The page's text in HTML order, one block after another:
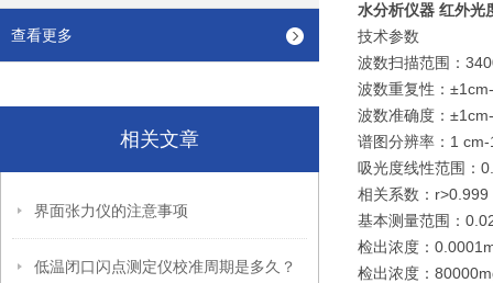
查看更多
相关文章
界面张力仪的注意事项
低温闭口闪点测定仪校准周期是多久？
水分析仪器 红外光
技术参数
波数扫描范围：
波数重复性：
波数准确度：
谱图分辨率：1 cm-
吸光度线性范围：
相关系数：
基本测量范围：
检出浓度：
检出浓度：